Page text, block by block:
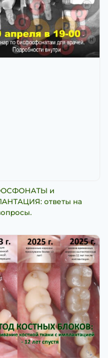
и
ответы на